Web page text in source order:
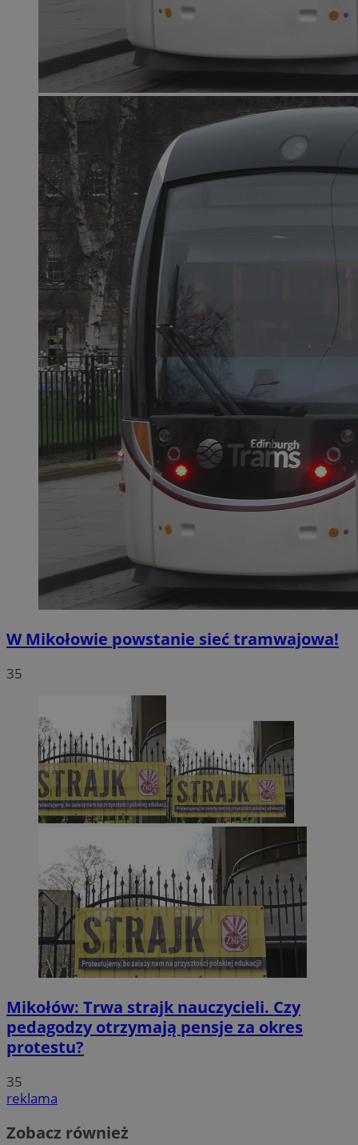
W Mikołowie powstanie sieć tramwajowa!
35
Mikołów: Trwa strajk nauczycieli. Czy
pedagodzy otrzymają pensje za okres
protestu?
35
reklama
Zobacz również